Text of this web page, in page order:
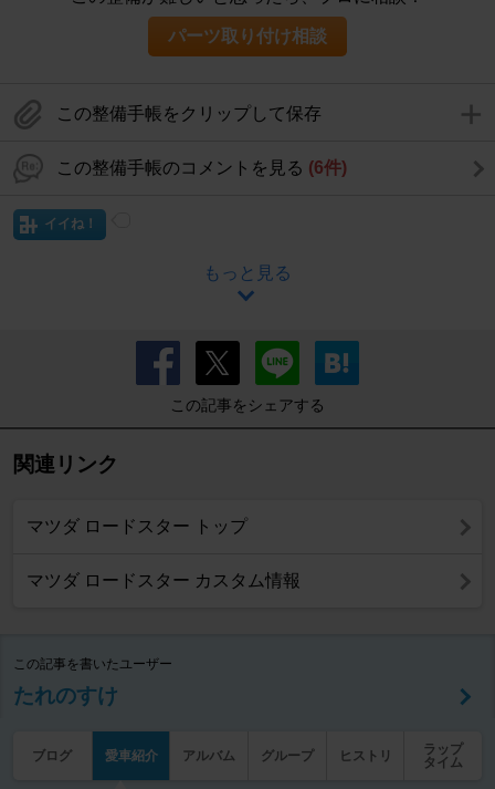
パーツ取り付け相談
この整備手帳をクリップして保存
この整備手帳のコメントを見る (6件)
イイね！
もっと見る
この記事をシェアする
関連リンク
マツダ ロードスター トップ
マツダ ロードスター カスタム情報
この記事を書いたユーザー
たれのすけ
ブログ 愛車紹介 アルバム グループ ヒストリ
ラップ
タイム